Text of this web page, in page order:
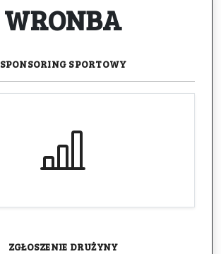
WRONBA
SPONSORING SPORTOWY
ZGŁOSZENIE DRUŻYNY